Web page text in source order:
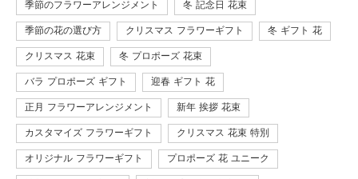
季節のフラワーアレンジメント 冬 記念日 花束
季節の花の選び方 クリスマス フラワーギフト 冬 ギフト 花
クリスマス 花束 冬 プロポーズ 花束
バラ プロポーズ ギフト 迎春 ギフト 花
正月 フラワーアレンジメント 新年 挨拶 花束
カスタマイズ フラワーギフト クリスマス 花束 特別
オリジナル フラワーギフト プロポーズ 花 ユニーク